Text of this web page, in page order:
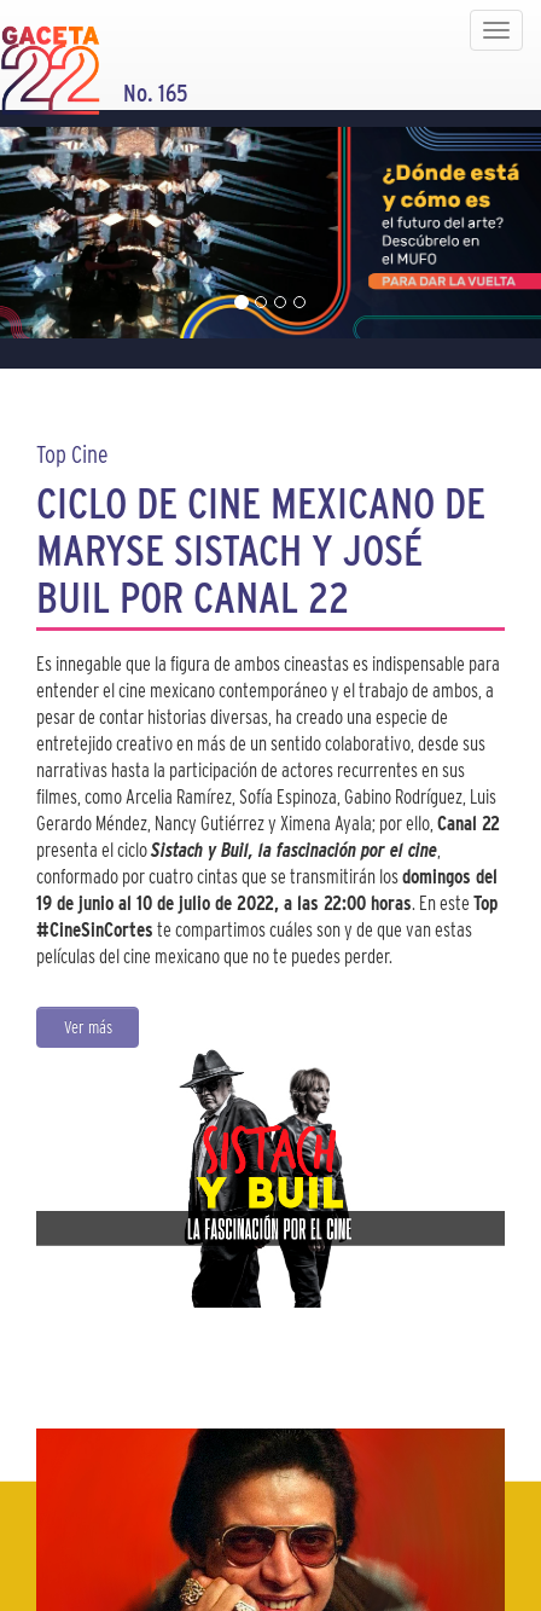
Toggle
No. 165
Top Cine
CICLO DE CINE MEXICANO DE
MARYSE SISTACH Y JOSÉ
BUIL POR CANAL 22
Es innegable que la figura de ambos cineastas es indispensable para
entender el cine mexicano contemporáneo y el trabajo de ambos, a
pesar de contar historias diversas, ha creado una especie de
entretejido creativo en más de un sentido colaborativo, desde sus
narrativas hasta la participación de actores recurrentes en sus
filmes, como Arcelia Ramírez, Sofía Espinoza, Gabino Rodríguez, Luis
Gerardo Méndez, Nancy Gutiérrez y Ximena Ayala; por ello, Canal 22
presenta el cicloSistach y Buil, la fascinación por el cine,
conformado por cuatro cintas que se transmitirán losdomingos del
19 de junio al 10 de julio de 2022, a las 22:00 horas. En este Top
#CineSinCortes te compartimos cuáles son y de que van estas
películas del cine mexicano que no te puedes perder.
Ver más